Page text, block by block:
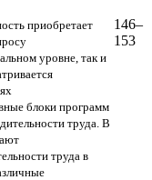
приобретает
уровне, так и
блоки программ
труда. В
труда в
146–
153